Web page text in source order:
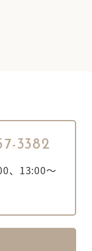
3382
、13:00～